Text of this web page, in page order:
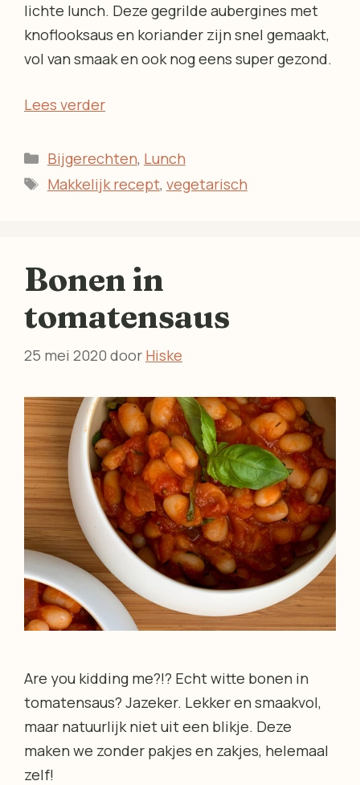
lichte lunch. Deze gegrilde aubergines met
knoflooksaus en koriander zijn snel gemaakt,
vol van smaak en ook nog eens super gezond.
Lees verder
Categorieën
Bijgerechten, Lunch
Tags
Makkelijk recept, vegetarisch
Bonen in
tomatensaus
25 mei 2020 door Hiske
Are you kidding me?!? Echt witte bonen in
tomatensaus? Jazeker. Lekker en smaakvol,
maar natuurlijk niet uit een blikje. Deze
maken we zonder pakjes en zakjes, helemaal
zelf!